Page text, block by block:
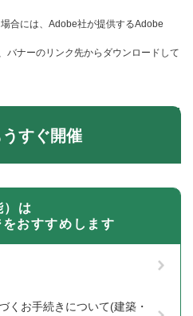
合には、Adobe社が提供するAdobe
バナーのリンク先からダウンロードして
うすぐ開催
は
おすすめします
くお手続きについて(建築・